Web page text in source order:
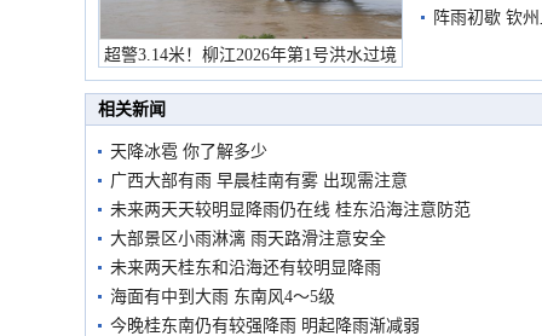
超警3.14米！柳江2026年第1号洪水过境
市民在堤岸见证汛况
阵雨初歇 钦
相关新闻
天降冰雹 你了解多少
广西大部有雨 早晨桂南有雾 出现需注意
未来两天天较明显降雨仍在线 桂东沿海注意防范
大部景区小雨淋漓 雨天路滑注意安全
未来两天桂东和沿海还有较明显降雨
海面有中到大雨 东南风4～5级
今晚桂东南仍有较强降雨 明起降雨渐减弱